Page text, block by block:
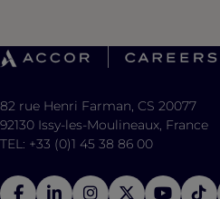
82 rue Henri Farman, CS 20077
92130 Issy-les-Moulineaux, France
TEL: +33 (0)1 45 38 86 00